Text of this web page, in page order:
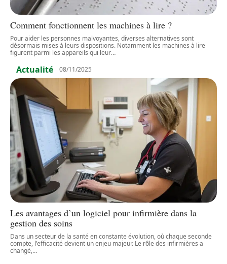
Comment fonctionnent les machines à lire ?
Pour aider les personnes malvoyantes, diverses alternatives sont
désormais mises à leurs dispositions. Notamment les machines à lire
figurent parmi les appareils qui leur…
Actualité 08/11/2025
Les avantages d’un logiciel pour infirmière dans la
gestion des soins
Dans un secteur de la santé en constante évolution, où chaque seconde
compte, l'efficacité devient un enjeu majeur. Le rôle des infirmières a
changé,…